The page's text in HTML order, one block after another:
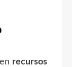
recursos